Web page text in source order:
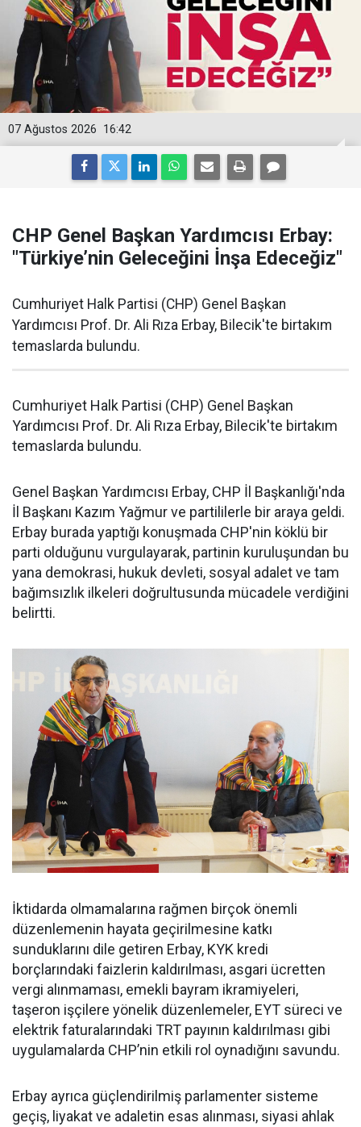
16:42
07 Ağustos 2026
CHP Genel Başkan Yardımcısı Erbay:
"Türkiye’nin Geleceğini İnşa Edeceğiz"
Cumhuriyet Halk Partisi (CHP) Genel Başkan
Yardımcısı Prof. Dr. Ali Rıza Erbay, Bilecik'te birtakım
temaslarda bulundu.
Cumhuriyet Halk Partisi (CHP) Genel Başkan
Yardımcısı Prof. Dr. Ali Rıza Erbay, Bilecik'te birtakım
temaslarda bulundu.
Genel Başkan Yardımcısı Erbay, CHP İl Başkanlığı'nda
İl Başkanı Kazım Yağmur ve partililerle bir araya geldi.
Erbay burada yaptığı konuşmada CHP'nin köklü bir
parti olduğunu vurgulayarak, partinin kuruluşundan bu
yana demokrasi, hukuk devleti, sosyal adalet ve tam
bağımsızlık ilkeleri doğrultusunda mücadele verdiğini
belirtti.
İktidarda olmamalarına rağmen birçok önemli
düzenlemenin hayata geçirilmesine katkı
sunduklarını dile getiren Erbay, KYK kredi
borçlarındaki faizlerin kaldırılması, asgari ücretten
vergi alınmaması, emekli bayram ikramiyeleri,
taşeron işçilere yönelik düzenlemeler, EYT süreci ve
elektrik faturalarındaki TRT payının kaldırılması gibi
uygulamalarda CHP’nin etkili rol oynadığını savundu.
Erbay ayrıca güçlendirilmiş parlamenter sisteme
geçiş, liyakat ve adaletin esas alınması, siyasi ahlak